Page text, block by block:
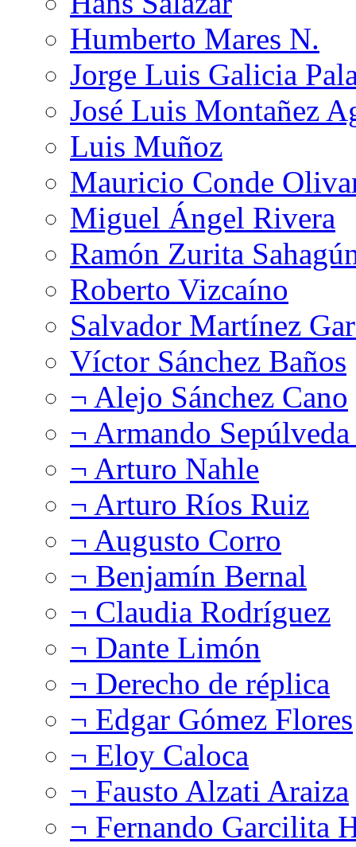
Humberto Mares N.
Jorge Luis Galicia
José Luis Montañez
Luis Muñoz
Mauricio Conde
Miguel Ángel Rivera
Ramón Zurita
Roberto Vizcaíno
Salvador Martínez
Víctor Sánchez Baños
¬ Alejo Sánchez Cano
¬ Armando
¬ Arturo Nahle
¬ Arturo Ríos Ruiz
¬ Augusto Corro
¬ Benjamín Bernal
¬ Claudia Rodríguez
¬ Dante Limón
¬ Derecho de réplica
¬ Edgar Gómez Flores
¬ Eloy Caloca
¬ Fausto Alzati Araiza
¬ Fernando Garcilita